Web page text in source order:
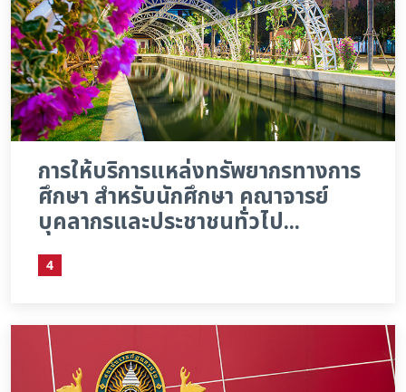
การให้บริการแหล่งทรัพยากรทางการ
ศึกษา สำหรับนักศึกษา คณาจารย์
บุคลากรและประชาชนทั่วไป...
4